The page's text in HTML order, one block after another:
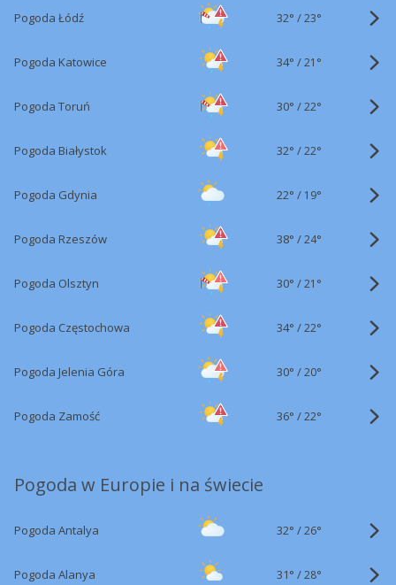
Pogoda Łódź 32° /23°
Pogoda Katowice 34° /21°
Pogoda Toruń 30° /22°
Pogoda Białystok 32° /22°
Pogoda Gdynia 22° / 19°
Pogoda Rzeszów 38° /24°
Pogoda Olsztyn 30° /21°
Pogoda Częstochowa 34° /22°
Pogoda Jelenia Góra 30° /20°
Pogoda Zamość 36° /22°
Pogoda w Europie i na świecie
Pogoda Antalya 32° /26°
Pogoda Alanya 31° /28°